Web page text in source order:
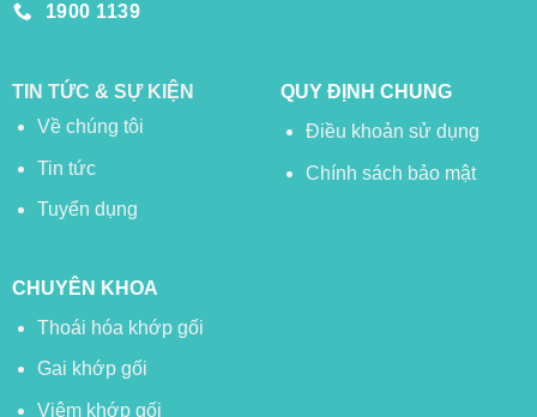
1900 1139
TIN TỨC & SỰ KIỆN
Về chúng tôi
Tin tức
Tuyển dụng
QUY ĐỊNH CHUNG
Điều khoản sử dụng
Chính sách bảo mật
CHUYÊN KHOA
Thoái hóa khớp gối
Gai khớp gối
Viêm khớp gối